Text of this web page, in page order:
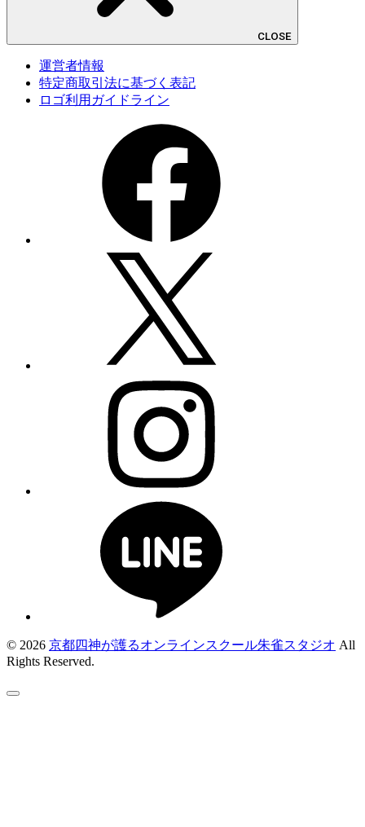
CLOSE
運営者情報
特定商取引法に基づく表記
ロゴ利用ガイドライン
© 2026 京都四神が護るオンラインスクール朱雀スタジオ All
Rights Reserved.